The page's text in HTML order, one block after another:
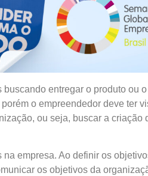
entregar o produto ou
o empreendedor deve ter
ou seja, buscar a criação
empresa. Ao definir os
os objetivos da